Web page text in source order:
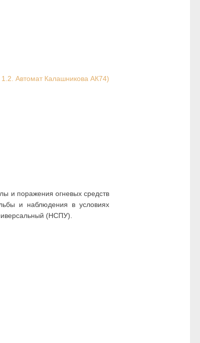
1.2. Автомат Калашникова АК74)
и поражения огневых средств
и наблюдения в условиях
(НСПУ).